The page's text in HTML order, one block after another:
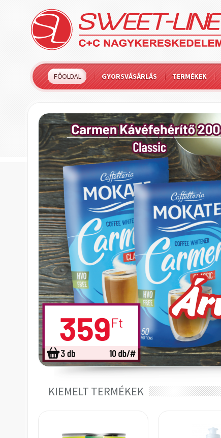
FŐOLDAL GYORSVÁSÁRLÁS TERMÉKEK
KIEMELT TERMÉKEK